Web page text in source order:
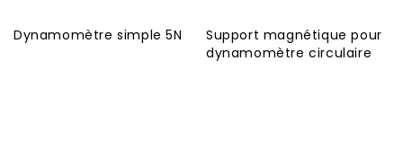
Dynamomètre simple 5N
Support magnétique pour
dynamomètre circulaire